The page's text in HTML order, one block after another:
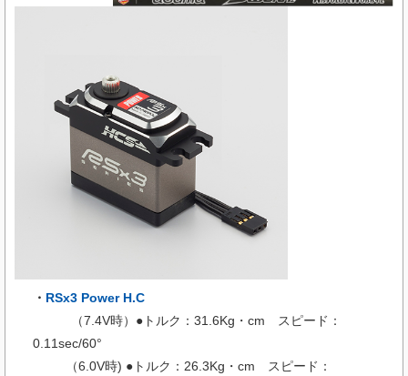
・ RSx3 Power H.C​
（7.4V時）●トルク：31.6Kg・cm スピード：
0.11sec/60°
（6.0V時) ●トルク：26.3Kg・cm スピード：